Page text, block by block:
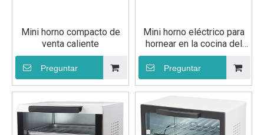
Mini horno compacto de
venta caliente
Preguntar
Mini horno eléctrico para
hornear en la cocina del
hogar
Preguntar